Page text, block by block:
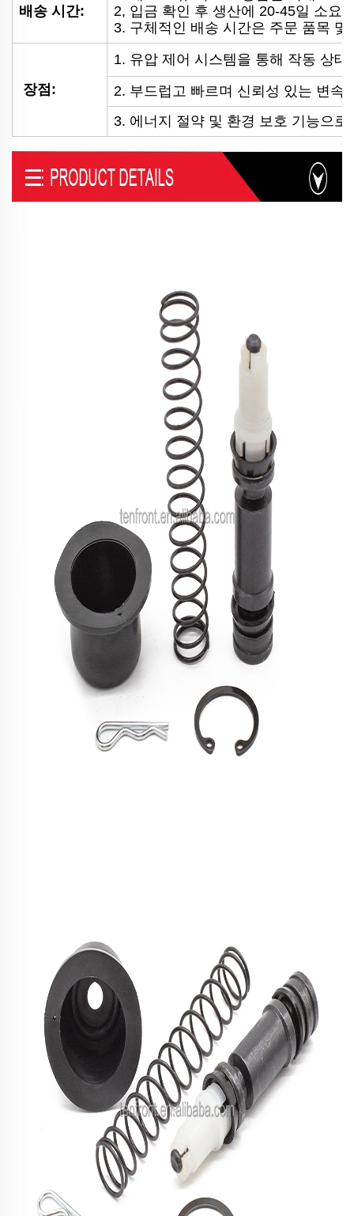
배송 시간:
2, 입금 확인 후 생산에 20-45일 소요
3. 구체적인 배송 시간은 주문 품목
장점:
1. 유압 제어 시스템을 통해 작동 상
2. 부드럽고 빠르며 신뢰성 있는 변속
3. 에너지 절약 및 환경 보호 기능으